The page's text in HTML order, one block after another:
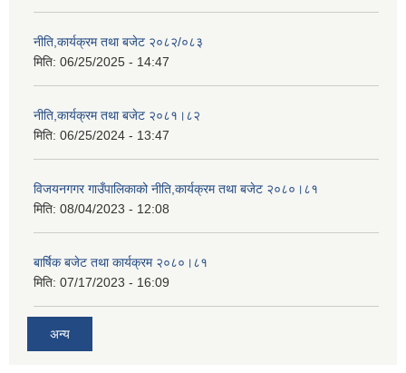
नीति,कार्यक्रम तथा बजेट २०८२/०८३
मिति: 06/25/2025 - 14:47
नीति,कार्यक्रम तथा बजेट २०८१।८२
मिति: 06/25/2024 - 13:47
विजयनगगर गाउँपालिकाको नीति,कार्यक्रम तथा बजेट २०८०।८१
मिति: 08/04/2023 - 12:08
बार्षिक बजेट तथा कार्यक्रम २०८०।८१
मिति: 07/17/2023 - 16:09
अन्य